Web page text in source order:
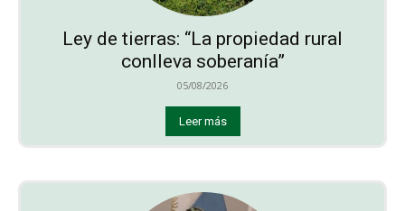
Ley de tierras: “La propiedad rural
conlleva soberanía”
05/08/2026
Leer más